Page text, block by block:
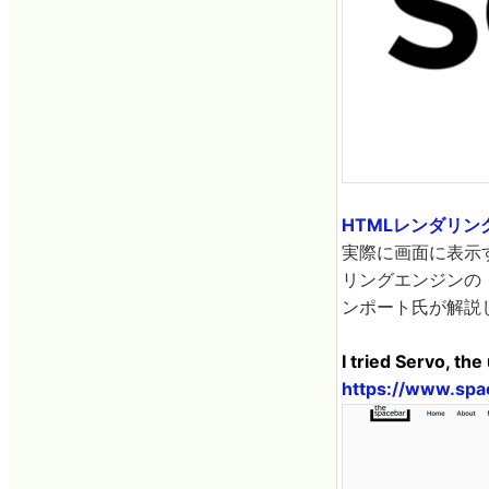
HTMLレンダリン
実際に画面に表示
リングエンジンの
ンポート氏が解説
I tried Servo,
https://